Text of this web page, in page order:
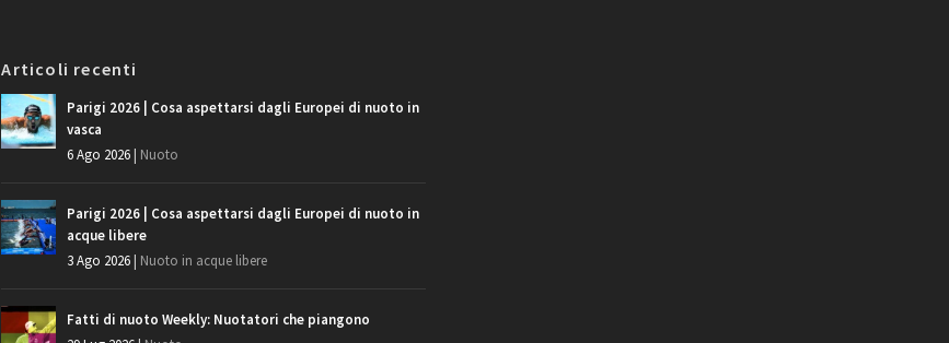
Articoli recenti
Parigi 2026 | Cosa aspettarsi dagli Europei di nuoto in
vasca
6 Ago 2026| Nuoto
Parigi 2026 | Cosa aspettarsi dagli Europei di nuoto in
acque libere
3 Ago 2026| Nuoto in acque libere
Fatti di nuoto Weekly: Nuotatori che piangono